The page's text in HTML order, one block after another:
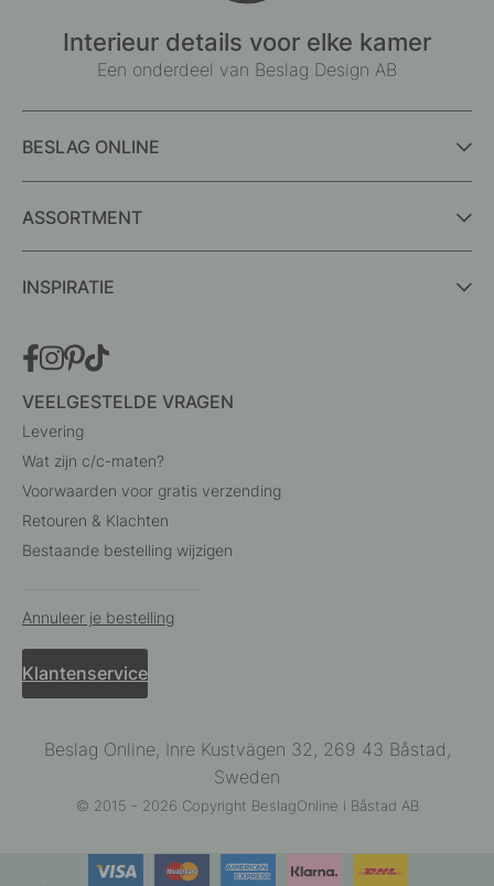
Interieur details voor elke kamer
Een onderdeel van Beslag Design AB
BESLAG ONLINE
ASSORTMENT
INSPIRATIE
VEELGESTELDE VRAGEN
Levering
Wat zijn c/c-maten?
Voorwaarden voor gratis verzending
Retouren & Klachten
Bestaande bestelling wijzigen
Annuleer je bestelling
Klantenservice
Beslag Online, Inre Kustvägen 32, 269 43 Båstad,
Sweden
© 2015 - 2026 Copyright BeslagOnline i Båstad AB